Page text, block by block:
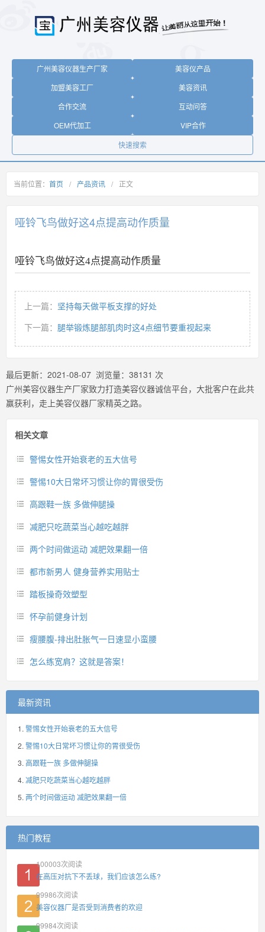
广州美容仪器生产厂家
美容仪产品
加盟美容工厂
美容资讯
合作交流
互动问答
OEM代加工
VIP合作
快速搜索
当前位置： 首页 / 产品资讯 / 正文
哑铃飞鸟做好这4点提高动作质量
哑铃飞鸟做好这4点提高动作质量
上一篇： 坚持每天做平板支撑的好处
下一篇： 腿举锻炼腿部肌肉时这4点细节要重视起来
最后更新： 2021-08-07 浏览量： 38131 次
广州美容仪器生产厂家致力打造美容仪器诚信平台，大批客户在此共
赢获利，走上美容仪器厂家精英之路。
相关文章
警惕女性开始衰老的五大信号
警惕10大日常坏习惯让你的胃很受伤
高跟鞋一族 多做伸腿操
减肥只吃蔬菜当心越吃越胖
两个时间做运动 减肥效果翻一倍
都市新男人 健身营养实用贴士
踏板操奇效塑型
怀孕前健身计划
瘦腰腹-排出肚胀气一日速显小蛮腰
怎么练宽肩？这就是答案！
最新资讯
警惕女性开始衰老的五大信号
警惕10大日常坏习惯让你的胃很受伤
高跟鞋一族 多做伸腿操
减肥只吃蔬菜当心越吃越胖
两个时间做运动 减肥效果翻一倍
热门教程
100003次阅读
在高压对抗下不丢球，我们应该怎么练?
99986次阅读
美容仪器厂是否受到消费者的欢迎
99984次阅读